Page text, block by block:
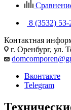
8 (3532) 53-
Контактная
г. Оренбург, ул.
Вконтакте
Telegram